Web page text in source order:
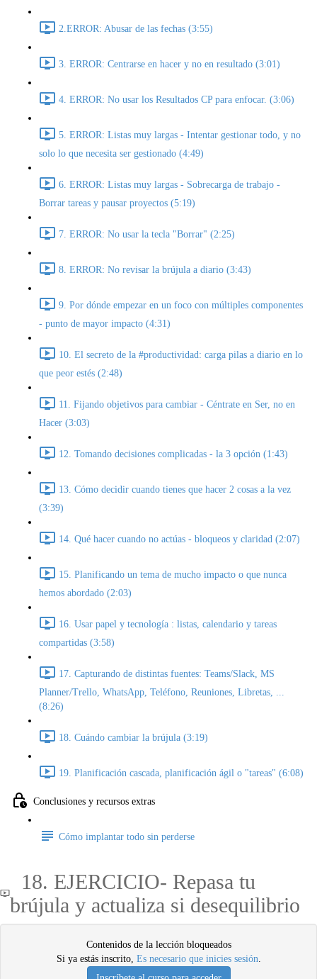
2.ERROR: Abusar de las fechas (3:55)
3. ERROR: Centrarse en hacer y no en resultado (3:01)
4. ERROR: No usar los Resultados CP para enfocar. (3:06)
5. ERROR: Listas muy largas - Intentar gestionar todo, y no
solo lo que necesita ser gestionado (4:49)
6. ERROR: Listas muy largas - Sobrecarga de trabajo -
Borrar tareas y pausar proyectos (5:19)
7. ERROR: No usar la tecla "Borrar" (2:25)
8. ERROR: No revisar la brújula a diario (3:43)
9. Por dónde empezar en un foco con múltiples componentes
- punto de mayor impacto (4:31)
10. El secreto de la #productividad: carga pilas a diario en lo
que peor estés (2:48)
11. Fijando objetivos para cambiar - Céntrate en Ser, no en
Hacer (3:03)
12. Tomando decisiones complicadas - la 3 opción (1:43)
13. Cómo decidir cuando tienes que hacer 2 cosas a la vez
(3:39)
14. Qué hacer cuando no actúas - bloqueos y claridad (2:07)
15. Planificando un tema de mucho impacto o que nunca
hemos abordado (2:03)
16. Usar papel y tecnología : listas, calendario y tareas
compartidas (3:58)
17. Capturando de distintas fuentes: Teams/Slack, MS
Planner/Trello, WhatsApp, Teléfono, Reuniones, Libretas, ...
(8:26)
18. Cuándo cambiar la brújula (3:19)
19. Planificación cascada, planificación ágil o "tareas" (6:08)
Conclusiones y recursos extras
Cómo implantar todo sin perderse
18. EJERCICIO- Repasa tu
brújula y actualiza si desequilibrio
Contenidos de la lección bloqueados
Si ya estás inscrito, Es necesario que inicies sesión.